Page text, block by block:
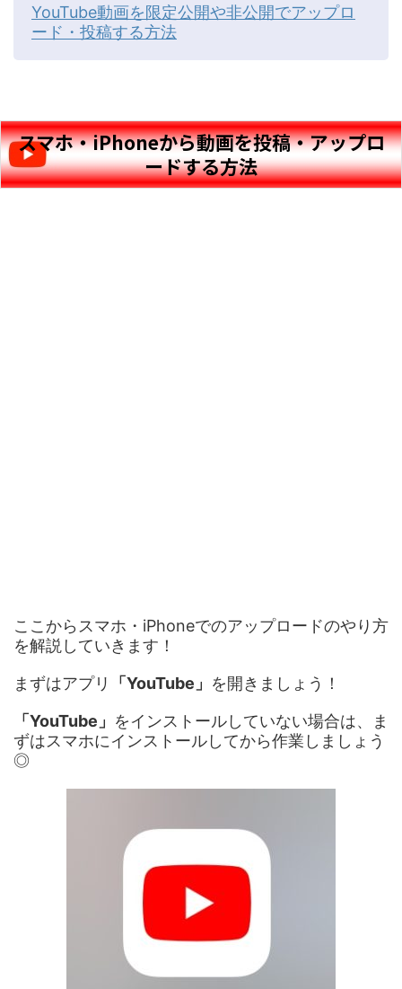
YouTube動画を限定公開や非公開でアップロ
ード・投稿する方法
スマホ・iPhoneから動画を投稿・アップロ
ードする方法
ここからスマホ・iPhoneでのアップロードのやり方
を解説していきます！
まずはアプリ
「YouTube」 を開きましょう！
「YouTube」 をインストールしていない場合は、ま
ずはスマホにインストールしてから作業しましょう
◎